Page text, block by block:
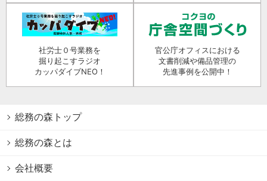
社労士０号業務を
掘り起こすラジオ
カッパダイブNEO！
官公庁オフィスにおける
文書削減や備品管理の
先進事例を公開中！
総務の森トップ
総務の森とは
会社概要